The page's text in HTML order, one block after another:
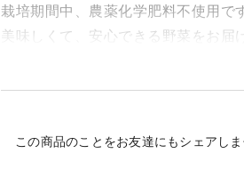
栽培期間中、農薬化学肥料不使用で
美味しくて、安心できる野菜をお届
カレーライスや肉ジャガにどうぞお
この商品のことをお友達にもシェアし